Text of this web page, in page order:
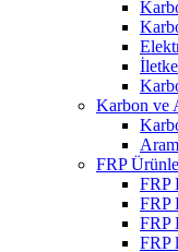
Karbon ve
FRP
FRP
FRP
FRP
FRP